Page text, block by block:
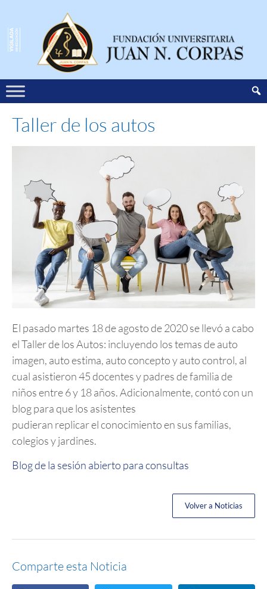
Taller de los autos
El pasado martes 18 de agosto de 2020 se llevó a cabo
el Taller de los Autos: incluyendo los temas de auto
imagen, auto estima, auto concepto y auto control, al
cual asistieron 45 docentes y padres de familia de
niños entre 6 y 18 años. Adicionalmente, contó con un
blog para que los asistentes
pudieran replicar el conocimiento en sus familias,
colegios y jardines.
Blog de la sesión abierto para consultas
Volver a Noticias
Comparte esta Noticia